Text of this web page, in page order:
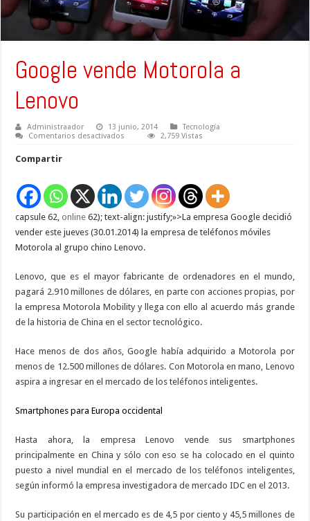
Google vende Motorola a
Lenovo
Administraador 13 junio, 2014
Tecnología
Comentarios desactivados
2,759 Vistas
Compartir
capsule 62, online 62); text-align: justify;»>La empresa Google decidió
vender este jueves (30.01.2014) la empresa de teléfonos móviles
Motorola al grupo chino Lenovo.
Lenovo, que es el mayor fabricante de ordenadores en el mundo,
pagará 2.910 millones de dólares, en parte con acciones propias, por
la empresa Motorola Mobility y llega con ello al acuerdo más grande
de la historia de China en el sector tecnológico.
Hace menos de dos años, Google había adquirido a Motorola por
menos de 12.500 millones de dólares. Con Motorola en mano, Lenovo
aspira a ingresar en el mercado de los teléfonos inteligentes.
Smartphones para Europa occidental
Hasta ahora, la empresa Lenovo vende sus smartphones
principalmente en China y sólo con eso se ha colocado en el quinto
puesto a nivel mundial en el mercado de los teléfonos inteligentes,
según informó la empresa investigadora de mercado IDC en el 2013.
Su participación en el mercado es de 4,5 por ciento y 45,5 millones de